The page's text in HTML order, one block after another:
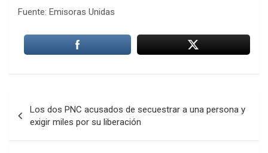
Fuente: Emisoras Unidas
de
entradas
Los dos PNC acusados de secuestrar a una persona y
exigir miles por su liberación